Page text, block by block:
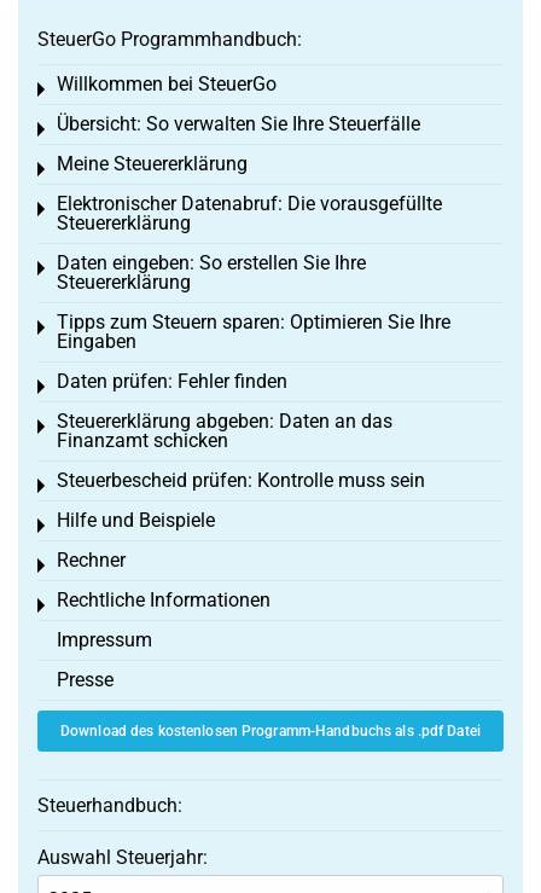
SteuerGo Programmhandbuch:
Willkommen bei SteuerGo
Toggle menu
Übersicht: So verwalten Sie Ihre Steuerfälle
Toggle menu
Meine Steuererklärung
Toggle menu
Elektronischer Datenabruf: Die vorausgefüllte
Steuererklärung
Toggle menu
Daten eingeben: So erstellen Sie Ihre
Steuererklärung
Toggle menu
Tipps zum Steuern sparen: Optimieren Sie Ihre
Eingaben
Toggle menu
Daten prüfen: Fehler finden
Toggle menu
Steuererklärung abgeben: Daten an das
Finanzamt schicken
Toggle menu
Steuerbescheid prüfen: Kontrolle muss sein
Toggle menu
Hilfe und Beispiele
Toggle menu
Rechner
Toggle menu
Rechtliche Informationen
Toggle menu
Impressum
Presse
Download des kostenlosen Programm-Handbuchs als .pdf Datei
Steuerhandbuch:
Auswahl Steuerjahr: